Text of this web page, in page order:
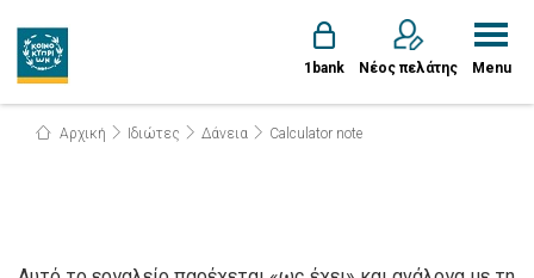
1bank Νέος πελάτης Menu
Αρχική Ιδιώτες Δάνεια Calculator note